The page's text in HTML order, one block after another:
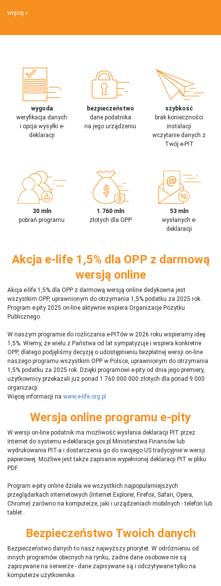
więcej
wygoda
weryfikacja danych
i opcja wysyłki e-
deklaracji
bezpieczeństwo
dane podatnika
na jego urządzeniu
szybkość
brak konieczności
instalacji
wczytanie danych z
Twój e-PIT
30 mln
pobrań programu
1.760 mln
złotych dla OPP
53 mln
wysłanych e-
deklaracji
Akcja e-life 1,5% dla OPP z darmową
wersją online
Akcja e-life 1,5% dla OPP z darmową wersją online dedykowna jest
wszystkim OPP, uprawnionym do otrzymania 1,5% podatku za 2025 rok.
Program e-pity 2025 on-line aktywnie wspiera Organizacje Pożytku
Publicznego.
W naszym programie do rozliczania e-PITów w 2026 roku wspieramy ideę
1,5%. Wiemy, że wielu z Państwa od lat sympatyzuje i wspiera konkretne
OPP, dlatego podjęliśmy decyzję o udostępnieniu bezpłatnej wersji on-line
naszego programu wszystkim OPP w Polsce, uprawnionym do otrzymania
1,5% podatku za 2025 rok. Dzięki programowi e-pity od dnia jego premiery,
użytkownicy przekazali już ponad 1 760 000 000 złotych dla ponad 9 000
organizacji.
Więcej informacji na www.e-life.org.pl
Wersja online programu e-pity
W wersji on-line podatnik ma możliwość wysłania deklaracji PIT przez
Internet do systemu e-deklaracje.gov.pl Ministerstwa Finansów lub
wydrukowania PIT-a i dostarczenia go do swojego US tradycyjnie w wersji
papierowej. Możliwe jest także zapisanie wypełnionej deklaracji PIT w pliku
PDF.
Program e-pity online działa we wszystkich najpopularniejszych
przeglądarkach internetowych (Internet Explorer, Firefox, Safari, Opera,
Chrome) zarówno na komputerze, jaki i urządzeniach mobilnych - telefon lub
tablet..
Bezpieczeństwo Twoich danych
Bezpieczeństwo danych to nasz najwyższy priorytet. W odróżnieniu od
innych programów obecnych na rynku, żadne dane osobowe nie są
zapisywane na serwerze - dane zapisywane są i odczytywane tylko na
komputerze użytkownika.